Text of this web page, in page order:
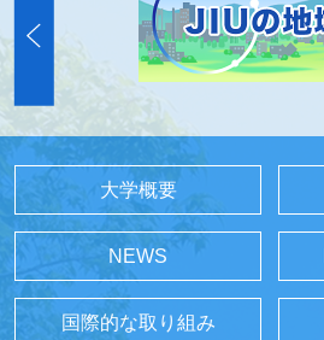
大学概要
NEWS
国際的な取り組み